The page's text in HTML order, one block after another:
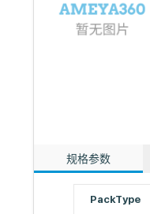
规格参数
PackType